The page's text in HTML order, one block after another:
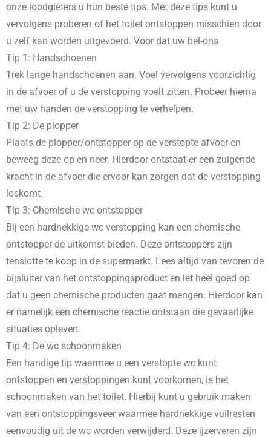
onze loodgieters u hun beste tips. Met deze tips kunt u
vervolgens proberen of het toilet ontstoppen misschien door
u zelf kan worden uitgevoerd. Voor dat uw bel-ons
Tip 1: Handschoenen
Trek lange handschoenen aan. Voel vervolgens voorzichtig
in de afvoer of u de verstopping voelt zitten. Probeer hierna
met uw handen de verstopping te verhelpen.
Tip 2: De plopper
Plaats de plopper/ontstopper op de verstopte afvoer en
beweeg deze op en neer. Hierdoor ontstaat er een zuigende
kracht in de afvoer die ervoor kan zorgen dat de verstopping
loskomt.
Tip 3: Chemische wc ontstopper
Bij een hardnekkige wc verstopping kan een chemische
ontstopper de uitkomst bieden. Deze ontstoppers zijn
tenslotte te koop in de supermarkt. Lees altijd van tevoren de
bijsluiter van het ontstoppingsproduct en let heel goed op
dat u geen chemische producten gaat mengen. Hierdoor kan
er namelijk een chemische reactie ontstaan die gevaarlijke
situaties oplevert.
Tip 4: De wc schoonmaken
Een handige tip waarmee u een verstopte wc kunt
ontstoppen en verstoppingen kunt voorkomen, is het
schoonmaken van het toilet. Hierbij kunt u gebruik maken
van een ontstoppingsveer waarmee hardnekkige vuilresten
eenvoudig uit de wc worden verwijderd. Deze ijzerveren zijn